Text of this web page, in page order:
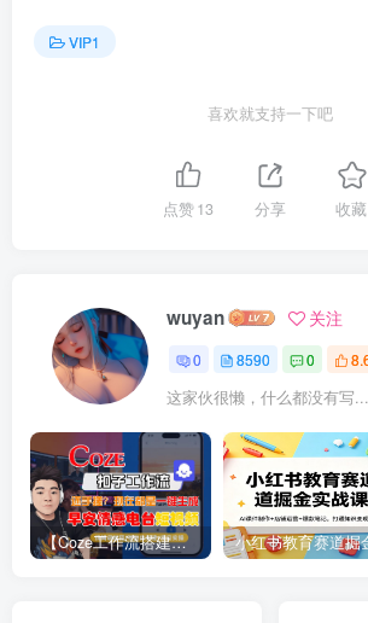
VIP1
喜欢就支持一下吧
点赞13 分享 收藏
wuyan 关注
0 8590 0
这家伙很懒，什么都没有写...
【Coze工作流搭建实操教程】【coze】早安情感电台日签视频还在手动做？用扣子工作流自动生成，省时90%